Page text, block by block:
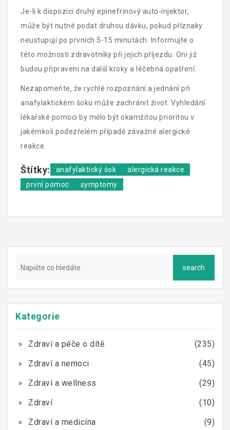
zachovat klid, mluvte s postiženým uklidňujícím
tónem a sledujte jeho stav.
Je-li k dispozici druhý epinefrinový auto-injektor,
může být nutné podat druhou dávku, pokud příznaky
neustupují po prvních 5-15 minutách. Informujte o
této možnosti zdravotníky při jejich příjezdu. Oni již
budou připraveni na další kroky a léčebná opatření.
Nezapomeňte, že rychlé rozpoznání a jednání při
anafylaktickém šoku může zachránit život. Vyhledání
lékařské pomoci by mělo být okamžitou prioritou v
jakémkoli podezřelém případě závažné alergické
reakce.
Štítky: anafylaktický šok
alergická reakce
první pomoc
symptomy
Kategorie
Zdraví a péče o dítě
(235)
Zdraví a nemoci
(45)
Zdraví a wellness
(29)
Zdraví
(10)
Zdraví a medicína
(9)